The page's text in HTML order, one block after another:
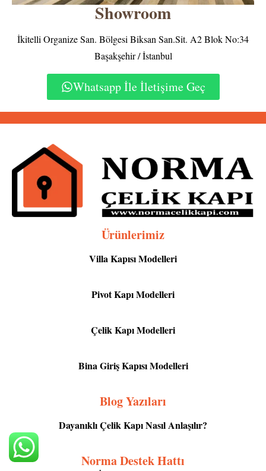
Showroom
İkitelli Organize San. Bölgesi Biksan San.Sit. A2 Blok No:34
Başakşehir / İstanbul
Whatsapp İle İletişime Geç
Ürünlerimiz
Villa Kapısı Modelleri
Pivot Kapı Modelleri
Çelik Kapı Modelleri
Bina Giriş Kapısı Modelleri
Blog Yazıları
Dayanıklı Çelik Kapı Nasıl Anlaşılır?
Norma Destek Hattı